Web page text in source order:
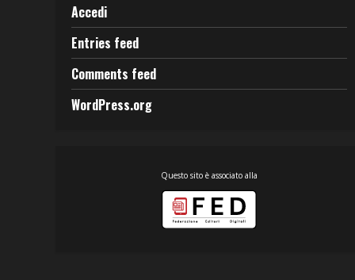
Accedi
Entries feed
Comments feed
WordPress.org
Questo sito è associato alla